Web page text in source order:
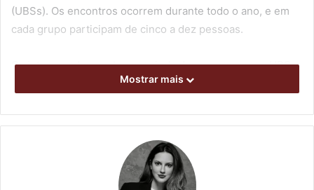
(UBSs). Os encontros ocorrem durante todo o ano, e em
cada grupo participam de cinco a dez pessoas.
Os interessados em buscar ajuda devem procurar a UBS
mais próxima de sua residência para obter mais
se reúnem. Também é possível telefonar para a unidade.
De acordo com a coordenadora de Saúde do Adulto, da
SMS, Juliana Marques, os pacientes atendidos nos grupos
Mostrar mais